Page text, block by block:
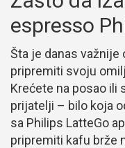
espresso
Šta je danas važnije
pripremiti svoju
Krećete na posao ili
prijatelji – bilo koja
sa Philips LatteGo
pripremiti kafu brže